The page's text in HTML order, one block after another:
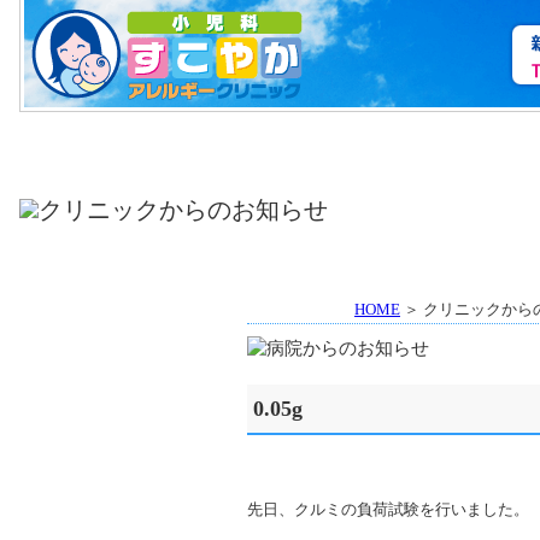
HOME ＞ クリニックか
0.05g
先日、クルミの負荷試験を行いました。